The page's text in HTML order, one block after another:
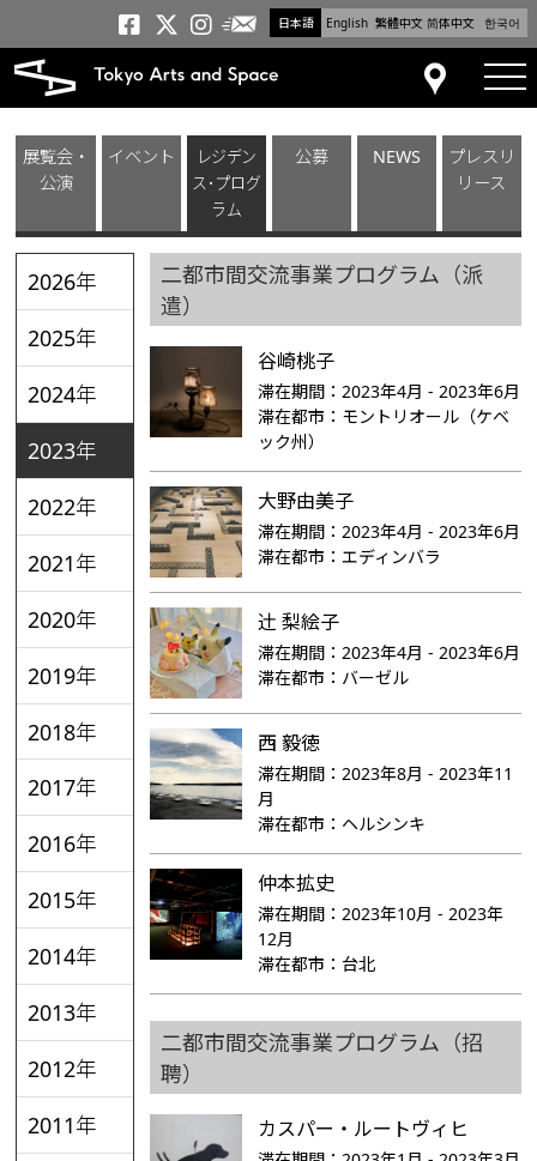
日本語 English 繁體中文 简体中文 한국어
トーキョーアーツアンド
トーキョーアーツアンド
トーキョーアーツア
メールニュース
アクセス
展覧会・
公演
イベント
レジデン
ス･プログ
ラム
公募 NEWS
プレスリ
リース
2026年
2025年
2024年
2023年
2022年
2021年
2020年
2019年
2018年
2017年
2016年
2015年
2014年
2013年
2012年
2011年
二都市間交流事業プログラム（派
遣）
谷崎桃子
滞在期間： 2023年4月 - 2023年6月
滞在都市： モントリオール（ケベ
ック州）
大野由美子
滞在期間： 2023年4月 - 2023年6月
滞在都市：エディンバラ
辻󠄀 梨絵子
滞在期間：2023年4月 - 2023年6月
滞在都市： バーゼル
西 毅徳
滞在期間：2023年8月 - 2023年11
月
滞在都市： ヘルシンキ
仲本拡史
滞在期間：2023年10月 - 2023年
12月
滞在都市：台北
二都市間交流事業プログラム（招
聘）
カスパー・ルートヴィヒ